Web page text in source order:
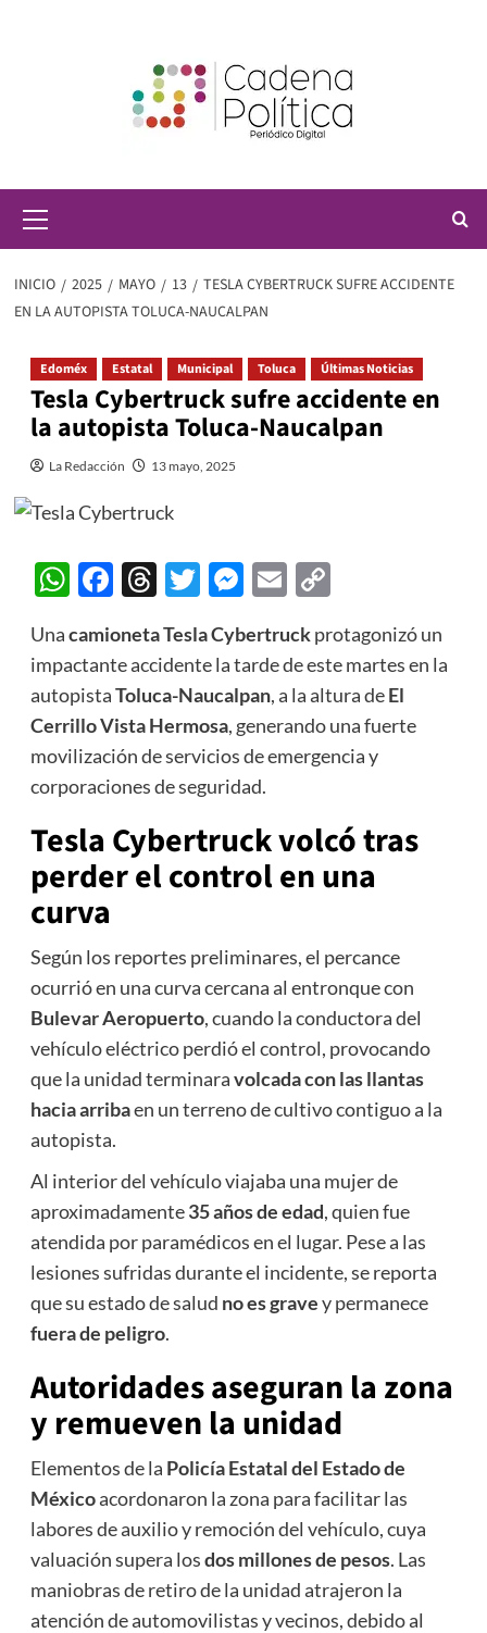
principal
INICIO 2025 MAYO 13
TESLA CYBERTRUCK SUFRE ACCIDENTE
EN LA AUTOPISTA TOLUCA-NAUCALPAN
Edoméx Estatal Municipal Toluca Últimas Noticias
Tesla Cybertruck sufre accidente en
la autopista Toluca-Naucalpan
La Redacción 13 mayo, 2025
WhatsApp
Facebook
Threads
Twitter
Messenger
EmailCopy
Unacamioneta Tesla Cybertruckprotagonizó un
impactante accidente la tarde de este martes en la
autopistaToluca-Naucalpan, a la altura deEl
Cerrillo Vista Hermosa, generando una fuerte
movilización de servicios de emergencia y
corporaciones de seguridad.
Tesla Cybertruck volcó tras
perder el control en una
curva
Según los reportes preliminares, el percance
ocurrió en una curva cercana al entronque con
Bulevar Aeropuerto, cuando la conductora del
vehículo eléctrico perdió el control, provocando
que la unidad terminaravolcada con las llantas
hacia arribaen un terreno de cultivo contiguo a la
autopista.
Al interior del vehículo viajaba una mujer de
aproximadamente35 años de edad, quien fue
atendida por paramédicos en el lugar. Pese a las
lesiones sufridas durante el incidente, se reporta
que su estado de salud no es gravey permanece
fuera de peligro.
Autoridades aseguran la zona
y remueven la unidad
Elementos de la Policía Estatal del Estado de
Méxicoacordonaron la zona para facilitar las
labores de auxilio y remoción del vehículo, cuya
valuación supera losdos millones de pesos. Las
maniobras de retiro de la unidad atrajeron la
atención de automovilistas y vecinos, debido al